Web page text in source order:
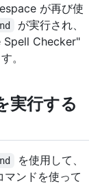
が再び使
が実行され、
Spell Checker"
。
実行する
を使用して、
マンドを使って